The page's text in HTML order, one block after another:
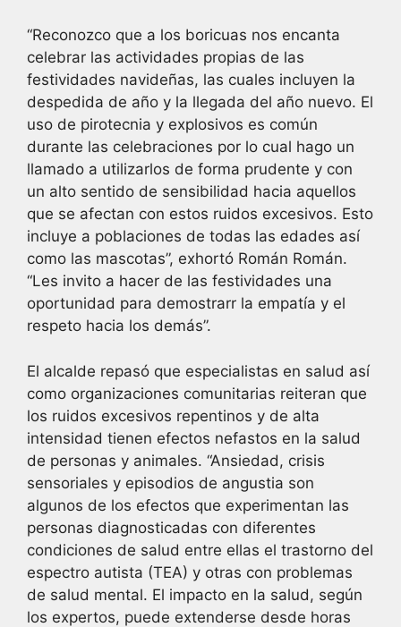
“Reconozco que a los boricuas nos encanta
celebrar las actividades propias de las
festividades navideñas, las cuales incluyen la
despedida de año y la llegada del año nuevo. El
uso de pirotecnia y explosivos es común
durante las celebraciones por lo cual hago un
llamado a utilizarlos de forma prudente y con
un alto sentido de sensibilidad hacia aquellos
que se afectan con estos ruidos excesivos. Esto
incluye a poblaciones de todas las edades así
como las mascotas”, exhortó Román Román.
“Les invito a hacer de las festividades una
oportunidad para demostrarr la empatía y el
respeto hacia los demás”.
El alcalde repasó que especialistas en salud así
como organizaciones comunitarias reiteran que
los ruidos excesivos repentinos y de alta
intensidad tienen efectos nefastos en la salud
de personas y animales. “Ansiedad, crisis
sensoriales y episodios de angustia son
algunos de los efectos que experimentan las
personas diagnosticadas con diferentes
condiciones de salud entre ellas el trastorno del
espectro autista (TEA) y otras con problemas
de salud mental. El impacto en la salud, según
los expertos, puede extenderse desde horas